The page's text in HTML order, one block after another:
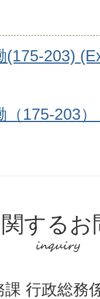
(175-203)
（175-203
するお
行政総務